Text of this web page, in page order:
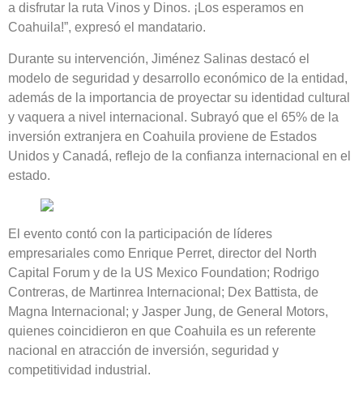
a disfrutar la ruta Vinos y Dinos. ¡Los esperamos en
Coahuila!”, expresó el mandatario.
Durante su intervención, Jiménez Salinas destacó el
modelo de seguridad y desarrollo económico de la entidad,
además de la importancia de proyectar su identidad cultural
y vaquera a nivel internacional. Subrayó que el 65% de la
inversión extranjera en Coahuila proviene de Estados
Unidos y Canadá, reflejo de la confianza internacional en el
estado.
El evento contó con la participación de líderes
empresariales como Enrique Perret, director del North
Capital Forum y de la US Mexico Foundation; Rodrigo
Contreras, de Martinrea Internacional; Dex Battista, de
Magna Internacional; y Jasper Jung, de General Motors,
quienes coincidieron en que Coahuila es un referente
nacional en atracción de inversión, seguridad y
competitividad industrial.